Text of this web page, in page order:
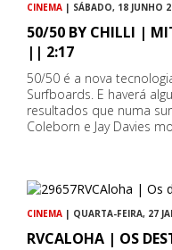
CINEMA | SÁBADO, 18 JUNHO
50/50 BY CHILLI |
|| 2:17
50/50 é a nova
Surfboards. E haverá
resultados que numa
Coleborn e Jay Davies
CINEMA | QUARTA-FEIRA, 27
RVCALOHA | OS